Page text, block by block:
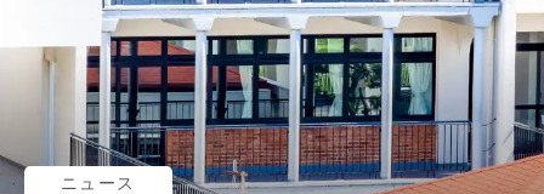
ニュース